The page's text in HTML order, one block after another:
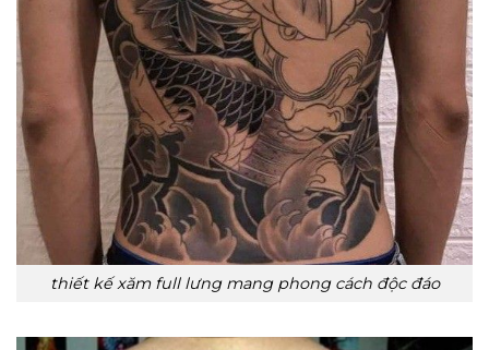
thiết kế xăm full lưng mang phong cách độc đáo